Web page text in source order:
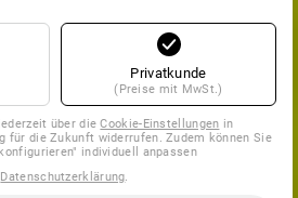
Privatkunde
(Preise mit MwSt.)
über dieCookie-Einstellungen in
für die Zukunft widerrufen. Zudem können Sie
individuell anpassen
Datenschutzerklärung.